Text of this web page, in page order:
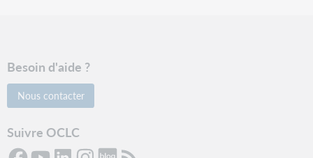
Besoin d'aide ?
Nous contacter
Suivre OCLC